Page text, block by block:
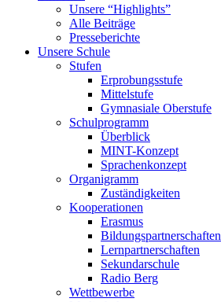
Unsere “Highlights”
Alle Beiträge
Presseberichte
Unsere Schule
Stufen
Erprobungsstufe
Mittelstufe
Gymnasiale Oberstufe
Schulprogramm
Überblick
MINT-Konzept
Sprachenkonzept
Organigramm
Zuständigkeiten
Kooperationen
Erasmus
Bildungspartnerschaften
Lernpartnerschaften
Sekundarschule
Radio Berg
Wettbewerbe